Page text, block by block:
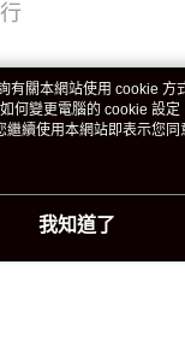
有關本網站使用 cookie 方
何變更電腦的 cookie 設定
繼續使用本網站即表示您
。
我知道了